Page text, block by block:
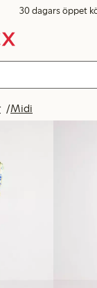
30 dagars öppet
Midi